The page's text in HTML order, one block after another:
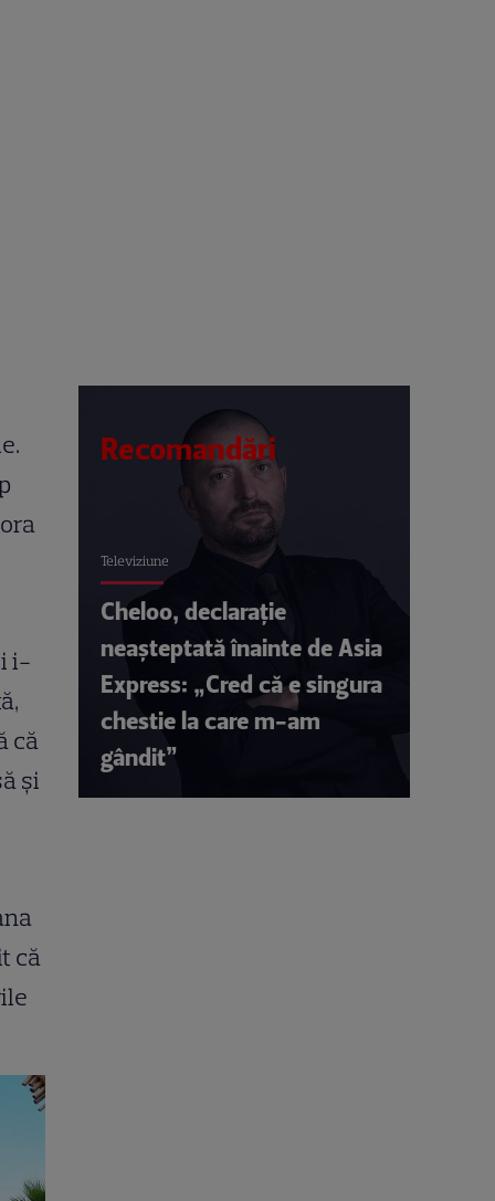
i-
că
și
că
Recomandări
Televiziune
Cheloo, declarație
neașteptată înainte de Asia
Express: „Cred că e singura
chestie la care m-am
gândit”